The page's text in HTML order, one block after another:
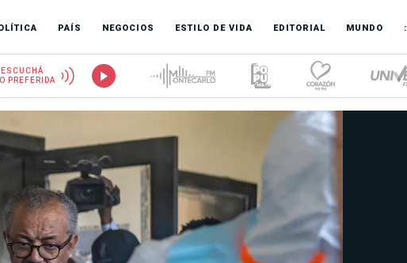
PAÍS NEGOCIOS ESTILO DE VIDA EDITORIAL MUNDO
ESCUCHÁ
PREFERIDA